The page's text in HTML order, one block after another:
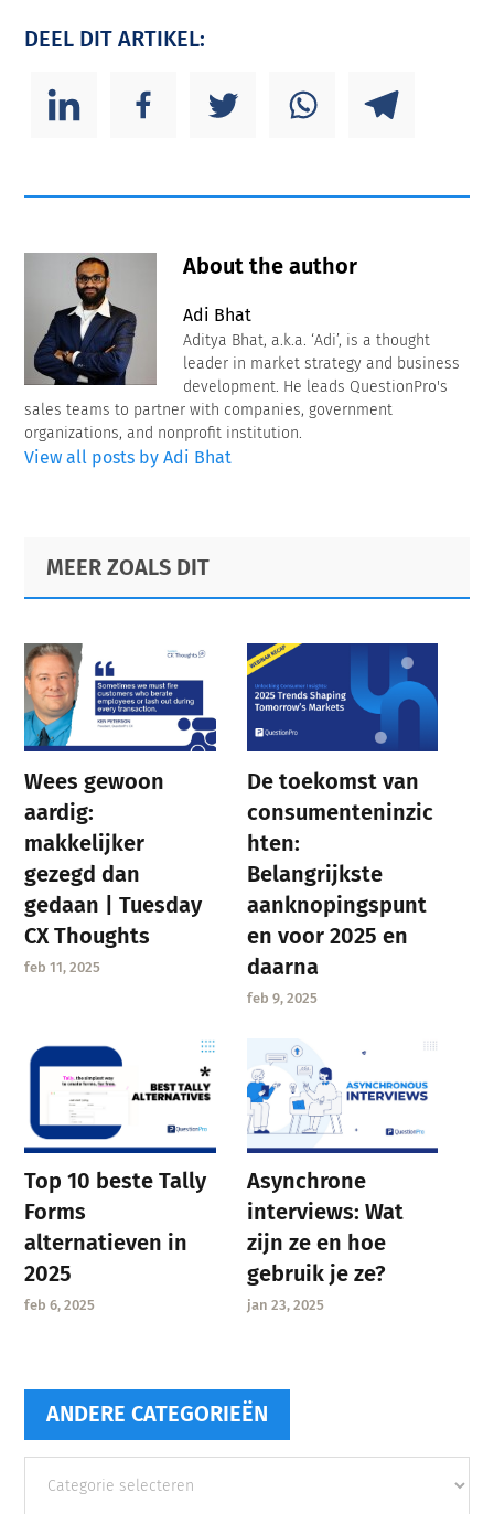
DEEL DIT ARTIKEL:
About the author
Adi Bhat
Aditya Bhat, a.k.a. ‘Adi’, is a thought
leader in market strategy and business
development. He leads QuestionPro's
sales teams to partner with companies, government
organizations, and nonprofit institution.
View all posts by Adi Bhat
Primary
Sidebar
Footer
MEER ZOALS DIT
Wees gewoon
aardig:
makkelijker
gezegd dan
gedaan | Tuesday
CX Thoughts
feb 11, 2025
De toekomst van
consumenteninzic
hten:
Belangrijkste
aanknopingspunt
en voor 2025 en
daarna
feb 9, 2025
Top 10 beste Tally
Forms
alternatieven in
2025
feb 6, 2025
Asynchrone
interviews: Wat
zijn ze en hoe
gebruik je ze?
jan 23, 2025
ANDERE CATEGORIEËN
categorieën